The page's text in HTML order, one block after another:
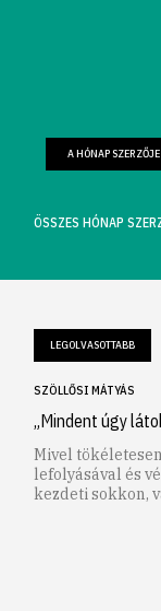
FARKAS
A HÓNAP SZERZŐJE
ÖSSZES HÓNAP
LEGOLVASOTTABB
SZÖLLŐSI MÁTYÁS
„Mindent úgy
Mivel
lefolyásával és
kezdeti sokkon,